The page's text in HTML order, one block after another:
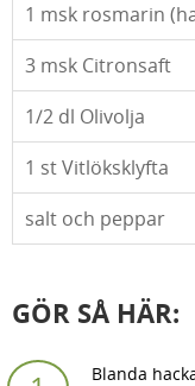
1 msk rosmarin
3 msk Citronsaft
1/2 dl Olivolja
1 st Vitlöksklyfta
salt och peppar
GÖR SÅ HÄR:
Blanda